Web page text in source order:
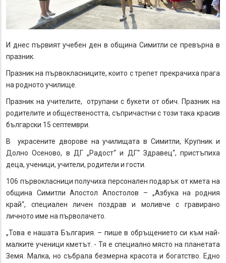
И днес първият учебен ден в община Симитли се превърна в
празник.
Празник на първокласниците, които с трепет прекрачиха прага
на родното училище.
Празник на учителите, отрупани с букети от обич. Празник на
родителите и обществеността, съпричастни с този така красив
български 15 септември.
В украсените дворове на училищата в Симитли, Крупник и
Долно Осеново, в ДГ „Радост“ и ДГ“ Здравец“, пристъпиха
деца, ученици, учители, родители и гости.
106 първокласници получиха персонален подарък от кмета на
община Симитли Апостол Апостолов – „Азбука на родния
край“, специален личен поздрав и моливче с гравирано
личното име на първолачето.
„Това е нашата България. – пише в обръщението си към най-
малките ученици кметът. - Тя е специално място на планетата
Земя. Малка, но събрала безмерна красота и богатство. Едно